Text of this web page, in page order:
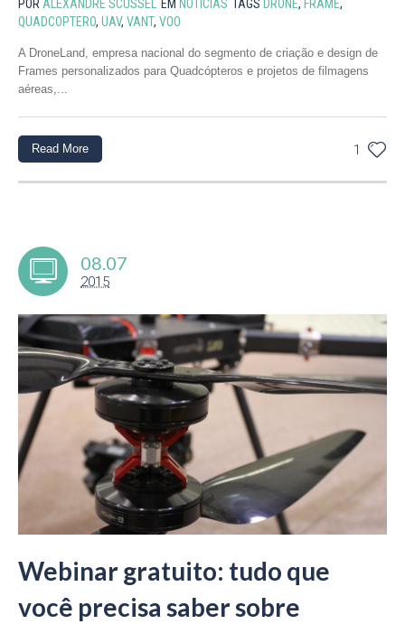
POR ALEXANDRE SCUSSEL EM NOTÍCIAS TAGS DRONE, FRAME,
QUADCOPTERO, UAV, VANT, VOO
A DroneLand, empresa nacional do segmento de criação e design de
Frames personalizados para Quadcópteros e projetos de filmagens
aéreas,...
1
Read More
08.07
2015
Webinar gratuito: tudo que
você precisa saber sobre